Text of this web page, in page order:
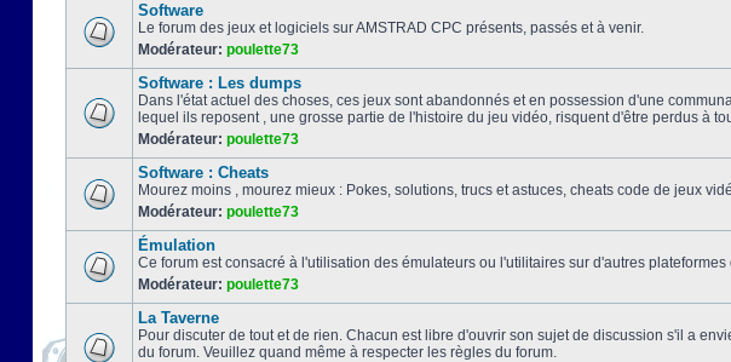
Software
Le forum des jeux et logiciels sur AMSTRAD CPC présents, passés et à venir.
Modérateur: poulette73
Software : Les dumps
Dans l'état actuel des choses, ces jeux sont abandonnés et en possession d'une
lequel ils reposent , une grosse partie de l'histoire du jeu vidéo, risquent d'être perdus à
Modérateur: poulette73
Software : Cheats
Mourez moins , mourez mieux : Pokes, solutions, trucs et astuces, cheats code de jeux
Modérateur: poulette73
Émulation
Ce forum est consacré à l'utilisation des émulateurs ou l'utilitaires sur d'autres plateformes
Modérateur: poulette73
La Taverne
Pour discuter de tout et de rien. Chacun est libre d'ouvrir son sujet de discussion s'il a
du forum. Veuillez quand même à respecter les règles du forum.